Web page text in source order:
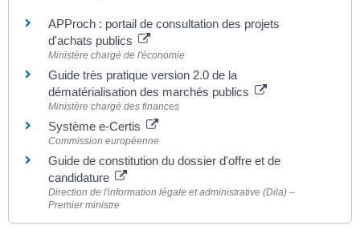
APProch : portail de consultation des projets
d'achats publics
Ministère chargé de l'économie
Guide très pratique version 2.0 de la
dématérialisation des marchés publics
Ministère chargé des finances
Système e-Certis
Commission européenne
Guide de constitution du dossier d'offre et de
candidature
Direction de l'information légale et administrative (Dila) –
Premier ministre